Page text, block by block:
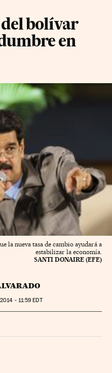
bolívar
en
la nueva tasa de cambio ayudará a
estabilizar la economía.
SANTI DONAIRE (EFE)
- 11:59 EDT
Sociales